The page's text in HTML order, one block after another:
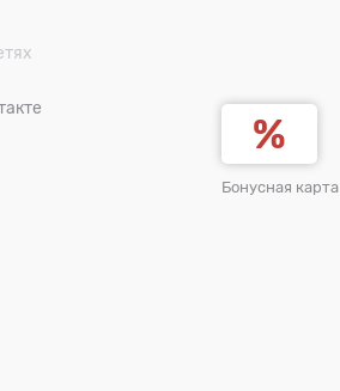
Бонусная карта